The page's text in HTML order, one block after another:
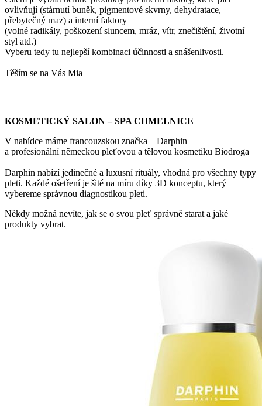
ovlivňují (stárnutí buněk, pigmentové skvrny, dehydratace,
přebytečný maz) a interní faktory
(volné radikály, poškození sluncem, mráz, vítr, znečištění, životní
styl atd.)
Vyberu tedy tu nejlepší kombinaci účinnosti a snášenlivosti.
Těším se na Vás Mia
KOSMETICKÝ SALON – SPA CHMELNICE
V nabídce máme francouzskou značka – Darphin
a profesionální německou pleťovou a tělovou kosmetiku Biodroga
Darphin nabízí jedinečné a luxusní rituály, vhodná pro všechny typy
pleti. Každé ošetření je šité na míru díky 3D konceptu, který
vybereme správnou diagnostikou pleti.
Někdy možná nevíte, jak se o svou pleť správně starat a jaké
produkty vybrat.